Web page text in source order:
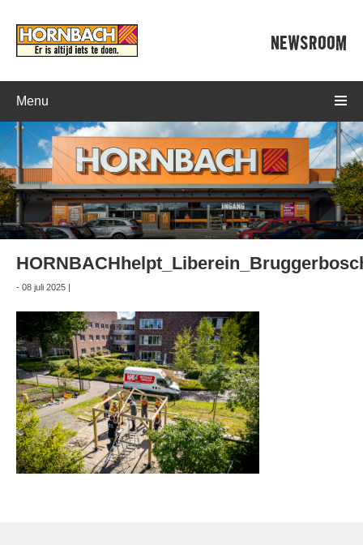
NEWSROOM
Menu
- 08 juli 2025 |